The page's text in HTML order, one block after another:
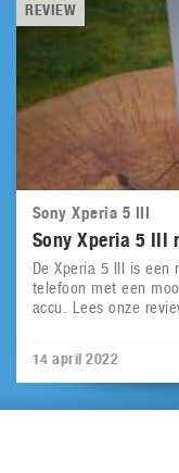
REVIEW
Sony Xperia 5 III
Sony Xperia 5 III
De Xperia 5 III is een
telefoon met een
accu. Lees onze
14 april 2022